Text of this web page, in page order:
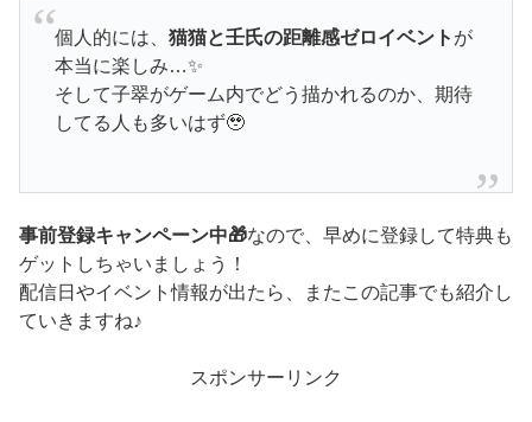
個人的には、 猫猫と壬氏の距離感ゼロイベント が
本当に楽しみ…✨
そして子翠がゲーム内でどう描かれるのか、期待
してる人も多いはず🥹
事前登録キャンペーン中🎁なので、早めに登録して特典も
ゲットしちゃいましょう！
配信日やイベント情報が出たら、またこの記事でも紹介し
ていきますね♪
スポンサーリンク